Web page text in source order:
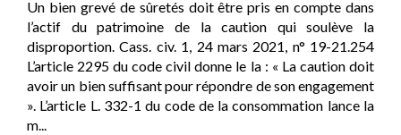
Un bien grevé de sûretés doit être pris en compte dans
l’actif du patrimoine de la caution qui soulève la
disproportion. Cass. civ. 1, 24 mars 2021, n° 19-21.254
L’article 2295 du code civil donne le la : « La caution doit
avoir un bien suffisant pour répondre de son engagement
». L’article L. 332-1 du code de la consommation lance la
m...